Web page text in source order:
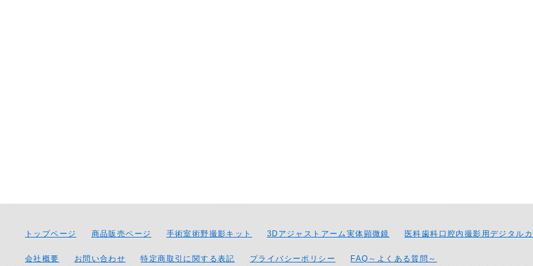
トップページ 商品販売ページ 手術室術野撮影キット 3Dアジャストアーム実体顕微鏡 医科歯科口腔内撮影用デジタル
会社概要 お問い合わせ 特定商取引に関する表記 プライバシーポリシー FAQ～よくある質問～